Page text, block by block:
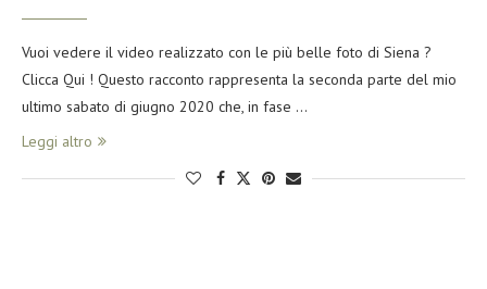
Vuoi vedere il video realizzato con le più belle foto di Siena ?
Clicca Qui ! Questo racconto rappresenta la seconda parte del mio
ultimo sabato di giugno 2020 che, in fase …
Leggi altro